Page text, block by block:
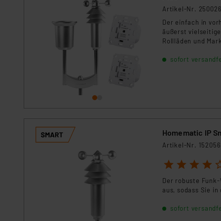
Artikel-Nr. 250026
Der einfach in
äußerst
Rollläden und
sofort
Homematic IP
Artikel-Nr. 152056
1 2 3 4 5
Der robuste
aus, sodass Sie
sofort